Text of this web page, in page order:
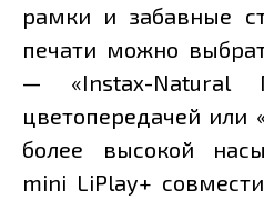
рамки и забавные
печати можно
— «Instax-Natural
цветопередачей или
более высокой
mini LiPlay+